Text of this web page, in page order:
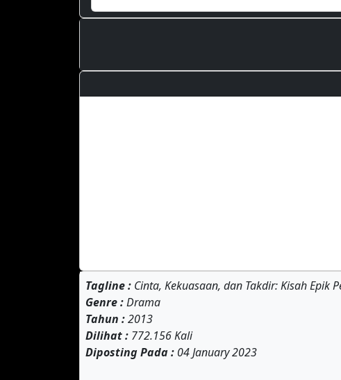
Tagline : Cinta, Kekuasaan, dan Takdir: Kisah Epik
Genre :Drama
Tahun :2013
Dilihat : 772.156 Kali
Diposting Pada : 04 January 2023